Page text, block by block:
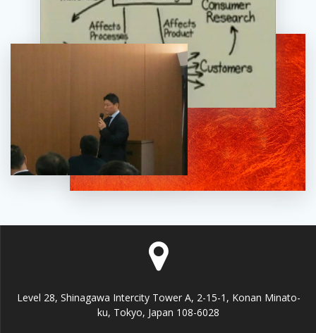
Level 28, Shinagawa Intercity Tower A, 2-15-1, Konan Minato-
ku, Tokyo, Japan 108-6028